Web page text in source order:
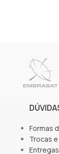
Formas
Trocas
Entregas